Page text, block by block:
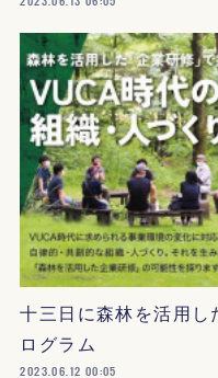
十三日に森林を活用
ログラム
2023.06.12 00:05